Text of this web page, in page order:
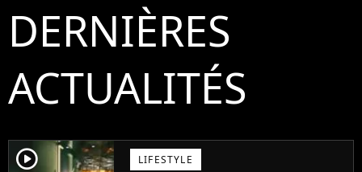
DERNIÈRES
ACTUALITÉS
player2 LIFESTYLE